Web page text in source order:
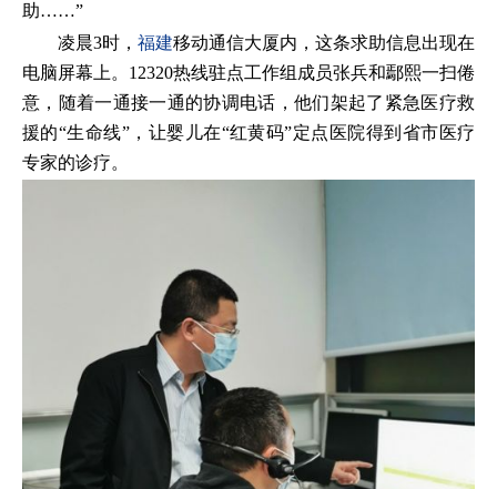
助……”
凌晨3时， 福建移动通信大厦内，这条求助信息出现在
电脑屏幕上。12320热线驻点工作组成员张兵和鄢熙一扫倦
意，随着一通接一通的协调电话，他们架起了紧急医疗救
援的“生命线”，让婴儿在“红黄码”定点医院得到省市医疗
专家的诊疗。